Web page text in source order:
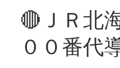
🔴ＪＲ北
００番代